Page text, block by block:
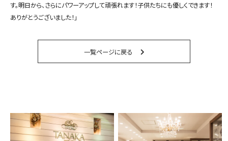
す。明日から、さらにパワーアップして頑張れます！子供たちにも優しくできます！
ありがとうございました！」
一覧ページに戻る